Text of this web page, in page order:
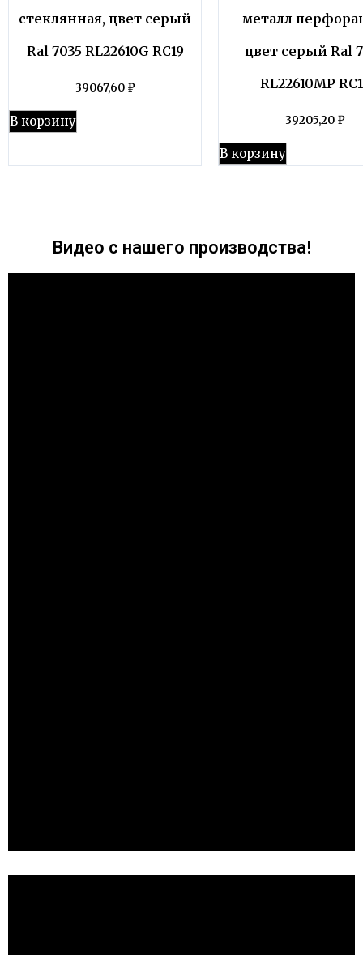
стеклянная, цвет серый
Ral 7035 RL22610G RC19
39067,60 ₽
В корзину
металл
цвет серый Ral
RL22610MP
39205,20 ₽
В корзину
Видео с нашего производства!